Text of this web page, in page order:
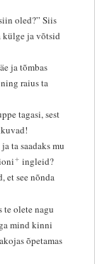
oled?” Siis
külge ja võtsid
ja tõmbas
raius ta
tagasi, sest
ta saadaks mu
+ ingleid?
et see nõnda
te olete nagu
mind kinni
õpetamas